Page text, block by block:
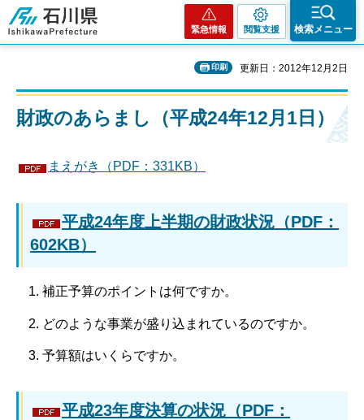
石川県
緊急情報 閲覧支援 検索メニュー
印刷 更新日：2012年12月2日
財政のあらまし（平成24年12月1日）
まえがき（PDF：331KB）
平成24年度上半期の財政状況（PDF：
602KB）
補正予算のポイントは何ですか。
どのような事業が盛り込まれているのですか。
予算額はいくらですか。
平成23年度決算の状況（PDF：